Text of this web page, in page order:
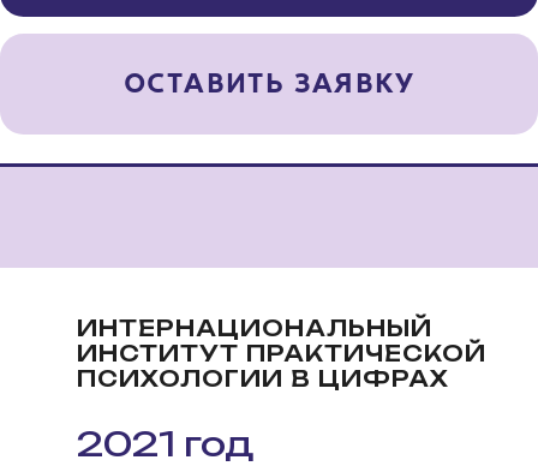
ИНТЕРНАЦИОНАЛЬНЫЙ
ИНСТИТУТ ПРАКТИЧЕСКОЙ
ПСИХОЛОГИИ В ЦИФРАХ
2021 год